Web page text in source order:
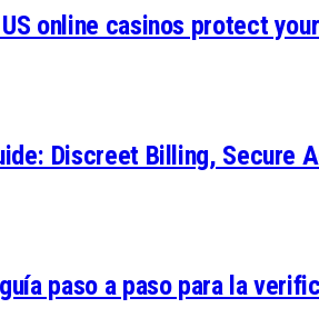
online casinos protect
Discreet Billing, Secure
paso a paso para la